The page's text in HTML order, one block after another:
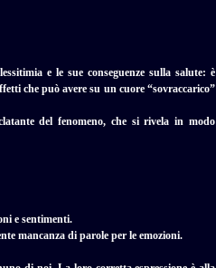
e le sue conseguenze sulla salute: è
che può avere su un cuore “sovraccarico”
del fenomeno, che si rivela in modo
e sentimenti.
mancanza di parole per le emozioni.